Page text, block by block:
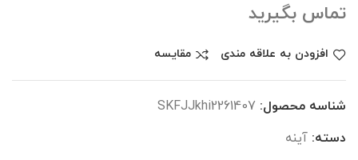
تماس بگیرید
افزودن به علاقه مندی مقایسه
شناسه محصول: SKFJJkhi2261407
دسته: آینه